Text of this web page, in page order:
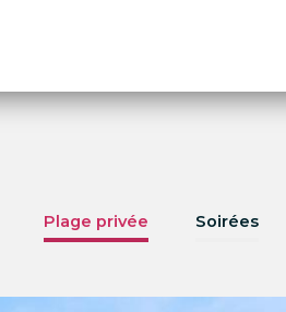
Plage privée Soirées